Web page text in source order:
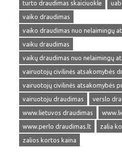
turto draudimas skaiciuokle
vaiko draudimas
vaiko draudimas nuo nelaimingų
vaiku draudimas
vaikų draudimas nuo nelaimingų
vairuotojų civilinės atsakomybės
vairuotojų civilinės atsakomybės
vairuotoju draudimas
verslo
www.lietuvos draudimas
www.perlo draudimas.lt
zalia
zalios kortos kaina